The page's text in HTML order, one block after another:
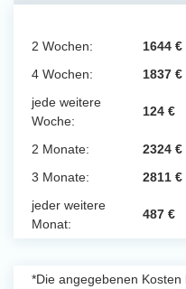
2 Wochen: 1644 €
4 Wochen:
1837 €
jede weitere
Woche:
124 €
2 Monate: 2324 €
3 Monate:
2811 €
jeder weitere
Monat:
487 €
*Die angegebenen Kosten